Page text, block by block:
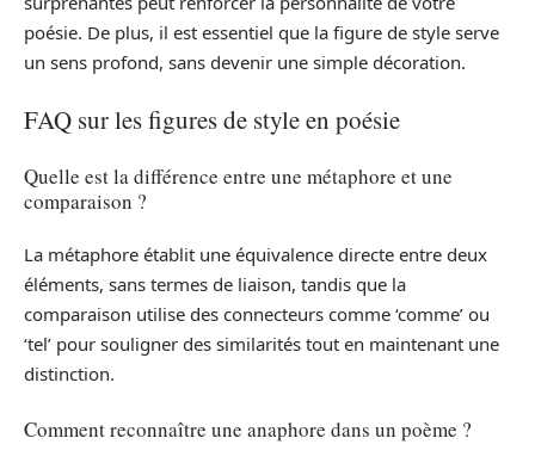
poésie. De plus, il est essentiel que la figure de style serve
un sens profond, sans devenir une simple décoration.
FAQ sur les figures de style en poésie
Quelle est la différence entre une métaphore et une
comparaison ?
La métaphore établit une équivalence directe entre deux
éléments, sans termes de liaison, tandis que la
comparaison utilise des connecteurs comme ‘comme’ ou
‘tel’ pour souligner des similarités tout en maintenant une
distinction.
Comment reconnaître une anaphore dans un poème ?